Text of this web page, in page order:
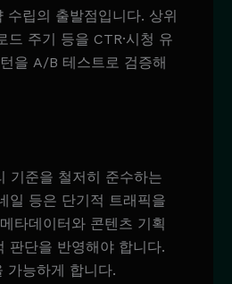
립의 출발점입니다. 상위
드 주기 등을 CTR·시청 유
을 A/B 테스트로 검증해
기준을 철저히 준수하는
일 등은 단기적 트래픽을
타데이터와 콘텐츠 기획
판단을 반영해야 합니다.
가능하게 합니다.